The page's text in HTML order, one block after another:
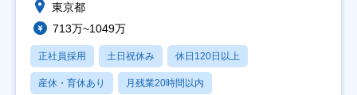
東京都
713万~1049万
正社員採用 土日祝休み 休日120日以上
産休・育休あり 月残業20時間以内